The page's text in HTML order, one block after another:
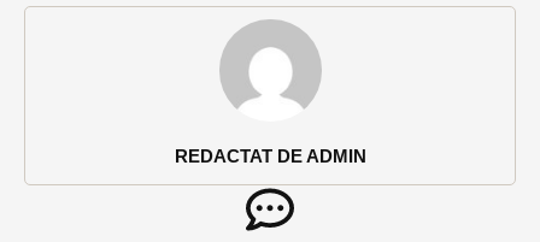
REDACTAT DE ADMIN